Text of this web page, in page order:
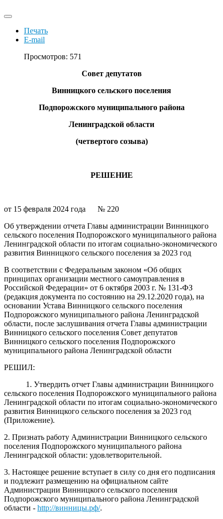
Печать
E-mail
Просмотров: 571
Совет депутатов
Винницкого сельского поселения
Подпорожского муниципального района
Ленинградской области
(четвертого созыва)
РЕШЕНИЕ
от 15 февраля 2024 года № 220
Об утверждении отчета Главы администрации Винницкого
сельского поселения Подпорожского муниципального района
Ленинградской области по итогам социально-экономического
развития Винницкого сельского поселения за 2023 год
В соответствии с Федеральным законом «Об общих
принципах организации местного самоуправления в
Российской Федерации» от 6 октября 2003 г. № 131-ФЗ
(редакция документа по состоянию на 29.12.2020 года), на
основании Устава Винницкого сельского поселения
Подпорожского муниципального района Ленинградской
области, после заслушивания отчета Главы администрации
Винницкого сельского поселения Совет депутатов
Винницкого сельского поселения Подпорожского
муниципального района Ленинградской области
РЕШИЛ:
1. Утвердить отчет Главы администрации Винницкого
сельского поселения Подпорожского муниципального района
Ленинградской области по итогам социально-экономического
развития Винницкого сельского поселения за 2023 год
(Приложение).
2. Признать работу Администрации Винницкого сельского
поселения Подпорожского муниципального района
Ленинградской области: удовлетворительной.
3. Настоящее решение вступает в силу со дня его подписания
и подлежит размещению на официальном сайте
Администрации Винницкого сельского поселения
Подпорожского муниципального района Ленинградской
области - http://винницы.рф/.